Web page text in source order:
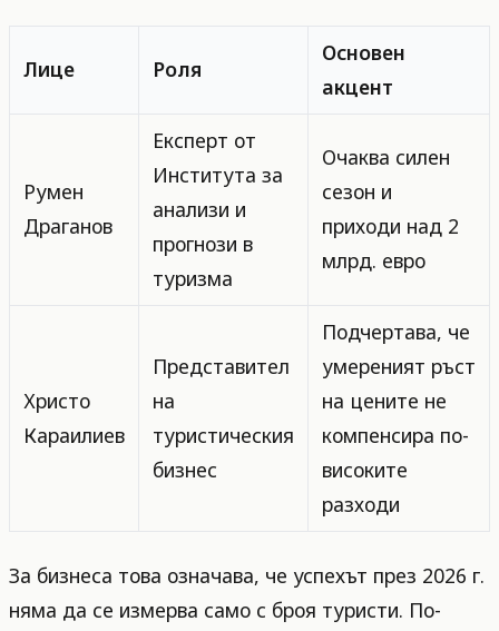
Лице Роля
Основен
акцент
Румен
Драганов
Експерт от
Института за
анализи и
прогнози в
туризма
Очаква силен
сезон и
приходи над 2
млрд. евро
Христо
Караилиев
Представител
на
туристическия
бизнес
Подчертава, че
умереният ръст
на цените не
компенсира по-
високите
разходи
За бизнеса това означава, че успехът през 2026 г.
няма да се измерва само с броя туристи. По-